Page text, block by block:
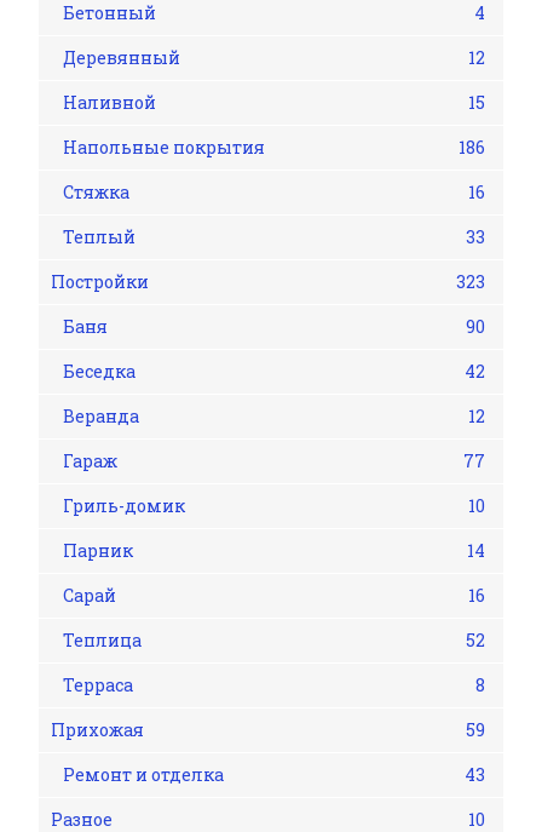
Бетонный
4
Деревянный
12
Наливной
15
Напольные покрытия
186
Стяжка
16
Теплый
33
Постройки
323
Баня
90
Беседка
42
Веранда
12
Гараж
77
Гриль-домик
10
Парник
14
Сарай
16
Теплица
52
Терраса
8
Прихожая
59
Ремонт и отделка
43
Разное
10